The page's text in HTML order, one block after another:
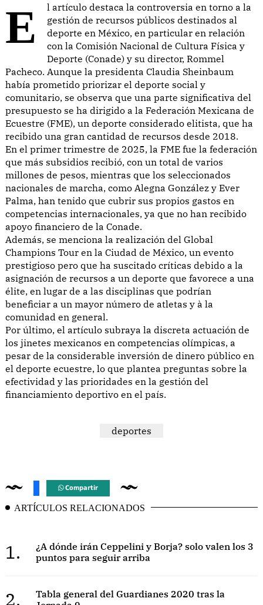
El artículo destaca la controversia en torno a la
gestión de recursos públicos destinados al
deporte en México, en particular en relación
con la Comisión Nacional de Cultura Física y
Deporte (Conade) y su director, Rommel
Pacheco. Aunque la presidenta Claudia Sheinbaum
había prometido priorizar el deporte social y
comunitario, se observa que una parte significativa del
presupuesto se ha dirigido a la Federación Mexicana de
Ecuestre (FME), un deporte considerado elitista, que ha
recibido una gran cantidad de recursos desde 2018.
En el primer trimestre de 2025, la FME fue la federación
que más subsidios recibió, con un total de varios
millones de pesos, mientras que los seleccionados
nacionales de marcha, como Alegna González y Ever
Palma, han tenido que cubrir sus propios gastos en
competencias internacionales, ya que no han recibido
apoyo financiero de la Conade.
Además, se menciona la realización del Global
Champions Tour en la Ciudad de México, un evento
prestigioso pero que ha suscitado críticas debido a la
asignación de recursos a un deporte que favorece a una
élite, en lugar de a las disciplinas que podrían
beneficiar a un mayor número de atletas y à la
comunidad en general.
Por último, el artículo subraya la discreta actuación de
los jinetes mexicanos en competencias olímpicas, a
pesar de la considerable inversión de dinero público en
el deporte ecuestre, lo que plantea preguntas sobre la
efectividad y las prioridades en la gestión del
financiamiento deportivo en el país.
deportes
Compartir
ARTÍCULOS RELACIONADOS
1.
¿A dónde irán Ceppelini y Borja? solo valen los 3
puntos para seguir arriba
2.
Tabla general del Guardianes 2020 tras la